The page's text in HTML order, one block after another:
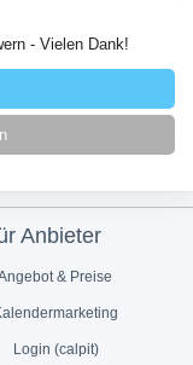
- Vielen Dank!
Anbieter
& Preise
Login (calpit)